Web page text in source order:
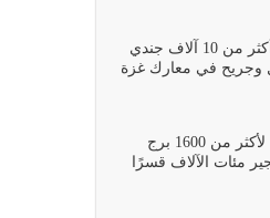
أن تكون نقاط
عليه إذا…
امة أخرجت للناس
عن…
صحيفة هآرتس: أكثر من 10 آلاف جندي
وجريح في معارك غزة
غزة: تدمير كامل لأكثر من 1600 برج
مئات الآلاف قسرًا